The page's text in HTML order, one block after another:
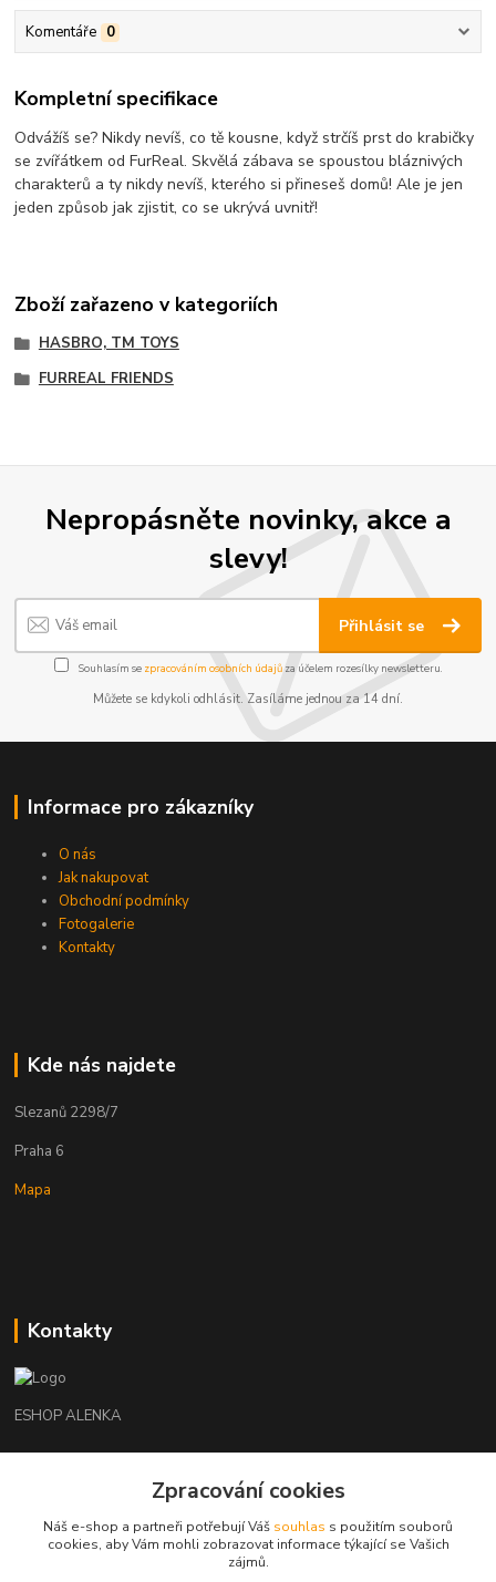
Komentáře 0
Kompletní specifikace
Odvážíš se? Nikdy nevíš, co tě kousne, když strčíš prst do krabičky
se zvířátkem od FurReal. Skvělá zábava se spoustou bláznivých
charakterů a ty nikdy nevíš, kterého si přineseš domů! Ale je jen
jeden způsob jak zjistit, co se ukrývá uvnitř!
Zboží zařazeno v kategoriích
HASBRO, TM TOYS
FURREAL FRIENDS
Nepropásněte novinky, akce a
slevy!
Přihlásit se
Souhlasím se zpracováním osobních údajůza účelem rozesílky newsletteru.
Můžete se kdykoli odhlásit. Zasíláme jednou za 14 dní.
Informace pro zákazníky
O nás
Jak nakupovat
Obchodní podmínky
Fotogalerie
Kontakty
Kde nás najdete
Slezanů 2298/7
Praha 6
Mapa
Kontakty
ESHOP ALENKA
+420602541312
orechovka@inmes.cz
Zpracování cookies
Náš e-shop a partneři potřebují Váš souhlas s použitím souborů
cookies, aby Vám mohli zobrazovat informace týkající se Vašich
zájmů.